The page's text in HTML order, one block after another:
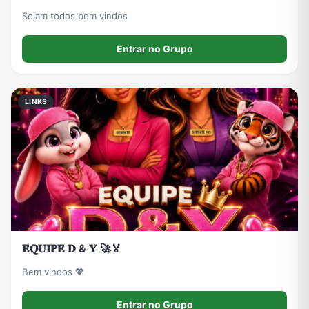
Sejam todos bem vindos
Entrar no Grupo
LINKS
𝐄𝐐𝐔𝐈𝐏𝐄 𝐃 & 𝐘 🚀🏅
Bem vindos 💖
Entrar no Grupo